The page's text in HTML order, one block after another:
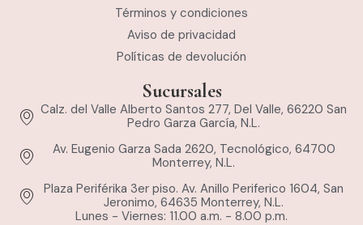
Términos y condiciones
Aviso de privacidad
Políticas de devolución
Sucursales
Calz. del Valle Alberto Santos 277, Del Valle, 66220 San
Pedro Garza García, N.L.
Av. Eugenio Garza Sada 2620, Tecnológico, 64700
Monterrey, N.L.
Plaza Periférika 3er piso. Av. Anillo Periferico 1604, San
Jeronimo, 64635 Monterrey, N.L.
Lunes - Viernes: 11.00 a.m. - 8.00 p.m.